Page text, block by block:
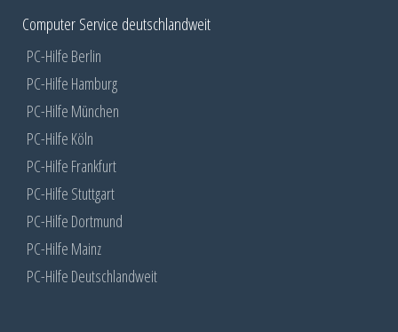
Computer Service deutschlandweit
PC-Hilfe Berlin
PC-Hilfe Hamburg
PC-Hilfe München
PC-Hilfe Köln
PC-Hilfe Frankfurt
PC-Hilfe Stuttgart
PC-Hilfe Dortmund
PC-Hilfe Mainz
PC-Hilfe Deutschlandweit